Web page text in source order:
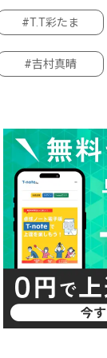
#T.T彩たま
#吉村真晴